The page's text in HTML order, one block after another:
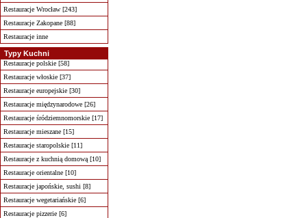
Restauracje Wrocław [243]
Restauracje Zakopane [88]
Restauracje inne
Typy Kuchni
Restauracje polskie [58]
Restauracje włoskie [37]
Restauracje europejskie [30]
Restauracje międzynarodowe [26]
Restauracje śródziemnomorskie [17]
Restauracje mieszane [15]
Restauracje staropolskie [11]
Restauracje z kuchnią domową [10]
Restauracje orientalne [10]
Restauracje japońskie, sushi [8]
Restauracje wegetariańskie [6]
Restauracje pizzerie [6]